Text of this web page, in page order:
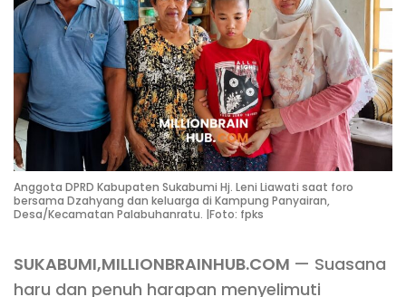
Anggota DPRD Kabupaten Sukabumi Hj. Leni Liawati saat foro
bersama Dzahyang dan keluarga di Kampung Panyairan,
Desa/Kecamatan Palabuhanratu. |Foto: fpks
SUKABUMI,MILLIONBRAINHUB.COM — Suasana
haru dan penuh harapan menyelimuti